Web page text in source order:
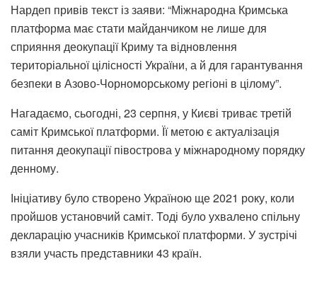
Нардеп привів текст із заяви: “Міжнародна Кримська
платформа має стати майданчиком не лише для
сприяння деокупації Криму та відновлення
територіальної цілісності України, а й для гарантування
безпеки в Азово-Чорноморському регіоні в цілому”.
Нагадаємо, сьогодні, 23 серпня, у Києві триває третій
саміт Кримської платформи. Її метою є актуалізація
питання деокупації півострова у міжнародному порядку
денному.
Ініціативу було створено Україною ще 2021 року, коли
пройшов установчий саміт. Тоді було ухвалено спільну
декларацію учасників Кримської платформи. У зустрічі
взяли участь представники 43 країн.